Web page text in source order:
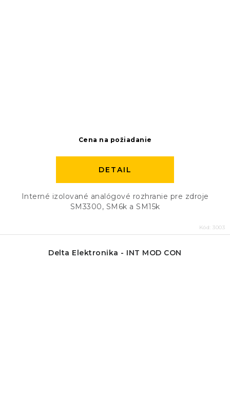
Cena na požiadanie
DETAIL
Interné izolované analógové rozhranie pre zdroje
SM3300, SM6k a SM15k
Kód: 3003
Delta Elektronika - INT MOD CON